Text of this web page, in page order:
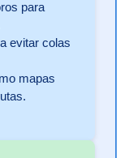
para
evitar colas
mapas